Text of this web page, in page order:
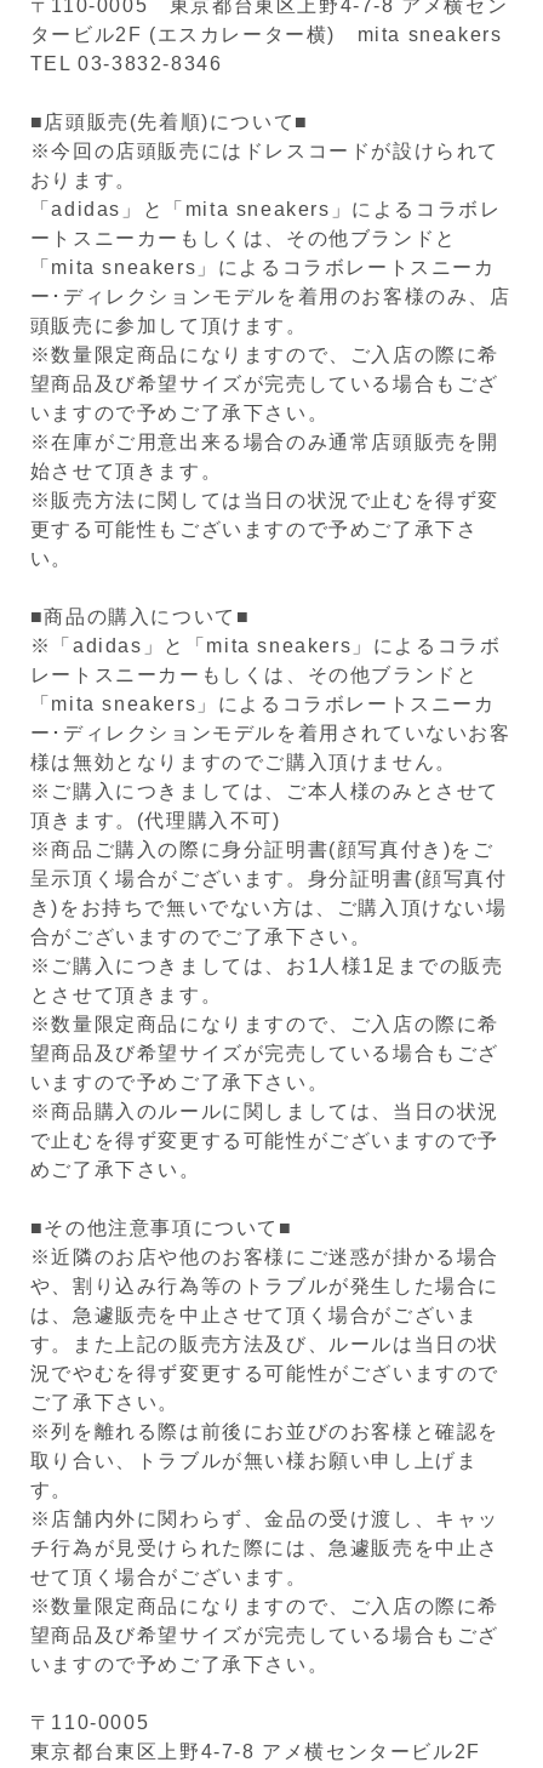
〒110-0005 東京都台東区上野4-7-8 アメ横セン
タービル2F (エスカレーター横) mita sneakers
TEL 03-3832-8346
■店頭販売(先着順)について■
※今回の店頭販売にはドレスコードが設けられて
おります。
「adidas」と「mita sneakers」によるコラボレ
ートスニーカーもしくは、その他ブランドと
「mita sneakers」によるコラボレートスニーカ
ー･ディレクションモデルを着用のお客様のみ、店
頭販売に参加して頂けます。
※数量限定商品になりますので、ご入店の際に希
望商品及び希望サイズが完売している場合もござ
いますので予めご了承下さい。
※在庫がご用意出来る場合のみ通常店頭販売を開
始させて頂きます。
※販売方法に関しては当日の状況で止むを得ず変
更する可能性もございますので予めご了承下さ
い。
■商品の購入について■
※「adidas」と「mita sneakers」によるコラボ
レートスニーカーもしくは、その他ブランドと
「mita sneakers」によるコラボレートスニーカ
ー･ディレクションモデルを着用されていないお客
様は無効となりますのでご購入頂けません。
※ご購入につきましては、ご本人様のみとさせて
頂きます。(代理購入不可)
※商品ご購入の際に身分証明書(顔写真付き)をご
呈示頂く場合がございます。身分証明書(顔写真付
き)をお持ちで無いでない方は、ご購入頂けない場
合がございますのでご了承下さい。
※ご購入につきましては、お1人様1足までの販売
とさせて頂きます。
※数量限定商品になりますので、ご入店の際に希
望商品及び希望サイズが完売している場合もござ
いますので予めご了承下さい。
※商品購入のルールに関しましては、当日の状況
で止むを得ず変更する可能性がございますので予
めご了承下さい。
■その他注意事項について■
※近隣のお店や他のお客様にご迷惑が掛かる場合
や、割り込み行為等のトラブルが発生した場合に
は、急遽販売を中止させて頂く場合がございま
す。また上記の販売方法及び、ルールは当日の状
況でやむを得ず変更する可能性がございますので
ご了承下さい。
※列を離れる際は前後にお並びのお客様と確認を
取り合い、トラブルが無い様お願い申し上げま
す。
※店舗内外に関わらず、金品の受け渡し、キャッ
チ行為が見受けられた際には、急遽販売を中止さ
せて頂く場合がございます。
※数量限定商品になりますので、ご入店の際に希
望商品及び希望サイズが完売している場合もござ
いますので予めご了承下さい。
〒110-0005
東京都台東区上野4-7-8 アメ横センタービル2F